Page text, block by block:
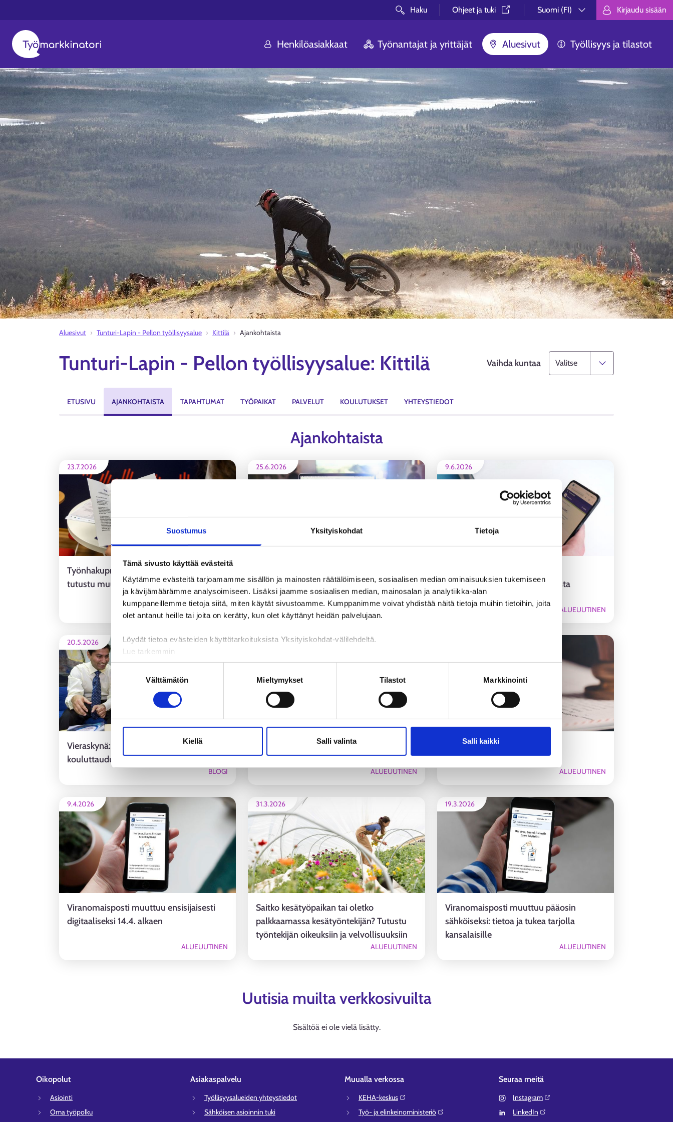
Suostumus Yksityiskohdat Tietoja
Tämä sivusto käyttää evästeitä
Käytämme evästeitä tarjoamamme sisällön ja mainosten räätälöimiseen, sosiaalisen median ominaisuuksien tukemiseen
ja kävijämäärämme analysoimiseen. Lisäksi jaamme sosiaalisen median, mainosalan ja analytiikka-alan
kumppaneillemme tietoja siitä, miten käytät sivustoamme. Kumppanimme voivat yhdistää näitä tietoja muihin tietoihin, joita
olet antanut heille tai joita on kerätty, kun olet käyttänyt heidän palvelujaan.
Löydät tietoa evästeiden käyttötarkoituksista Yksityiskohdat-välilehdeltä.
Lue tarkemmin
Evästeet
Tietosuoja ja henkilötietojen käsittely
Suostumuksen
Välttämätön Mieltymykset Tilastot Markkinointi
Kiellä Salli valinta Salli kaikki
Haku Ohjeet ja tuki⁠
Suomi (FI)
Valitse kieli. Välj språk. Choose
Kirjaudu sisään
Henkilöasiakkaat Työnantajat ja yrittäjät Aluesivut Työllisyys ja tilastot
Aluesivut Tunturi-Lapin - Pellon työllisyysalue Kittilä Ajankohtaista
Tunturi-Lapin - Pellon työllisyysalue: Kittilä Vaihda kuntaa
ETUSIVU AJANKOHTAISTA TAPAHTUMAT TYÖPAIKAT PALVELUT KOULUTUKSET YHTEYSTIEDOT
Ajankohtaista
23.7.2026
Työnhakuprofiili auttaa työnhaussa –
tutustu muutoksiin
ALUEUUTINEN
25.6.2026
Nuorten rekrytointituen
myöntämiskriteerit muuttuvat
ALUEUUTINEN
9.6.2026
opiskelupaikkaa tiedossa, muista
ilmoittautua työnhakijaksi
ALUEUUTINEN
20.5.2026
Vieraskynä: Uutta osaamista –
kouluttaudu yrittäjän oppisopimuksella
BLOGI
13.5.2026
Hadzher löysi puhtausalalta työn ja oman
suunnan
ALUEUUTINEN
Yleistuki otetaan käyttöön 1.5.
ALUEUUTINEN
9.4.2026
Viranomaisposti muuttuu ensisijaisesti
digitaaliseksi 14.4. alkaen
ALUEUUTINEN
31.3.2026
Saitko kesätyöpaikan tai oletko
palkkaamassa kesätyöntekijän? Tutustu
työntekijän oikeuksiin ja velvollisuuksiin
ALUEUUTINEN
19.3.2026
Viranomaisposti muuttuu pääosin
sähköiseksi: tietoa ja tukea tarjolla
kansalaisille
ALUEUUTINEN
Uutisia muilta verkkosivuilta
Sisältöä ei ole vielä lisätty.
Oikopolut
Asiointi
Oma työpolku
Asiakaspalvelu
Työllisyysalueiden yhteystiedot
Sähköisen asioinnin tuki
Muualla verkossa
KEHA-keskus⁠
Työ- ja elinkeinoministeriö⁠
Seuraa meitä
Instagram⁠
LinkedIn⁠